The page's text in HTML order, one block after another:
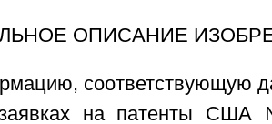
ОПИСАНИЕ
соответствующую
на патенты